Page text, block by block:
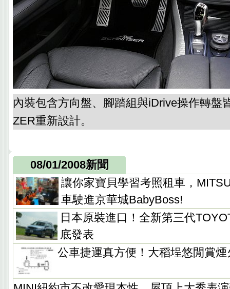
內裝包含方向盤、腳踏組與iDrive操作轉盤
ZER重新設計。
08/01/2008新聞
讓你家寶貝學習考照租車，
車駛進京華城BabyBoss!
日本原裝進口！全新第三代
底發表
公車捷運真方便！大稻埕悠閒賞煙